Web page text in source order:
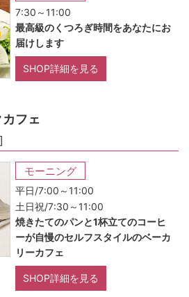
7:30～11:00
最高級のくつろぎ時間をあなたにお
届けします
SHOP詳細を見る
フェ
モーニング
平日/7:00～11:00
土日祝/7:30～11:00
焼きたてのパンと1杯立てのコーヒ
ーが自慢のセルフスタイルのベーカ
リーカフェ
SHOP詳細を見る